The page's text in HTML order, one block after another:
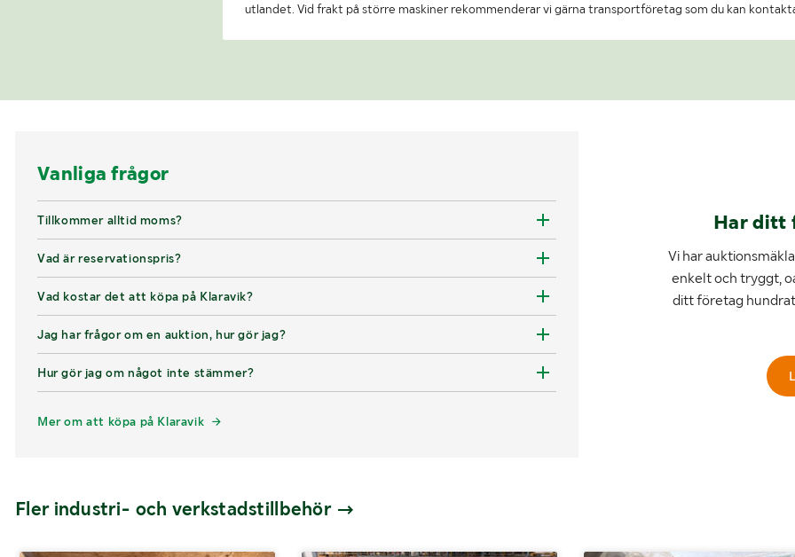
utlandet. Vid frakt på större maskiner rekommenderar vi gärna transportföretag som du kan
Vanliga frågor
Tillkommer alltid moms?
Vad är reservationspris?
Vad kostar det att köpa på Klaravik?
Jag har frågor om en auktion, hur gör jag?
Hur gör jag om något inte stämmer?
Mer om att köpa på Klaravik
Har ditt
Vi har
enkelt och tryggt,
ditt företag
Fler industri- och verkstadstillbehör